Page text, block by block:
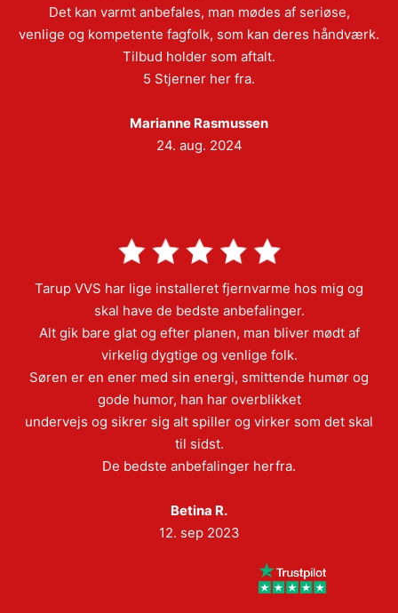
Det kan varmt anbefales, man mødes af seriøse,
venlige og kompetente fagfolk, som kan deres håndværk.
Tilbud holder som aftalt.
5 Stjerner her fra.
Marianne Rasmussen
24. aug. 2024
Tarup VVS har lige installeret fjernvarme hos mig og
skal have de bedste anbefalinger.
Alt gik bare glat og efter planen, man bliver mødt af
virkelig dygtige og venlige folk.
Søren er en ener med sin energi, smittende humør og
gode humor, han har overblikket
undervejs og sikrer sig alt spiller og virker som det skal
til sidst.
De bedste anbefalinger herfra.
Betina R.
12. sep 2023